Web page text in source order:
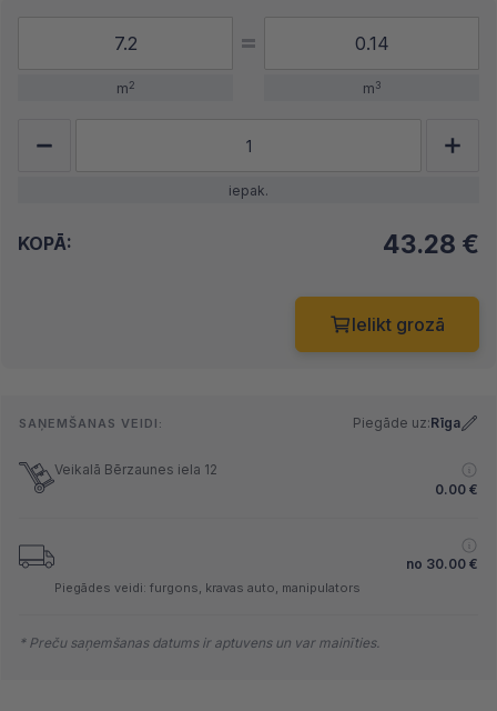
m2 m3
iepak.
KOPĀ: 43.28 €
Ielikt grozā
SAŅEMŠANAS VEIDI: Piegāde uz:Rīga
Veikalā Bērzaunes iela 12
0.00 €
no 30.00 €
Piegādes veidi: furgons, kravas auto, manipulators
* Preču saņemšanas datums ir aptuvens un var mainīties.